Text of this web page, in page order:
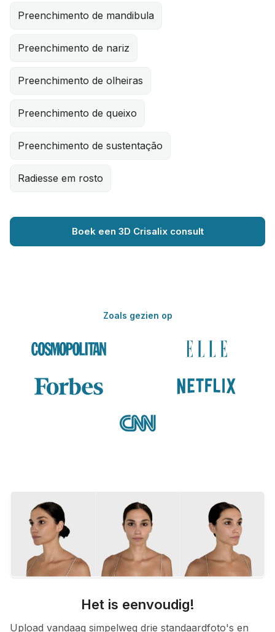
Preenchimento de mandibula
Preenchimento de nariz
Preenchimento de olheiras
Preenchimento de queixo
Preenchimento de sustentação
Radiesse em rosto
Boek een 3D Crisalix consult
Zoals gezien op
Het is eenvoudig!
Upload vandaag simpelweg drie standaardfoto's en